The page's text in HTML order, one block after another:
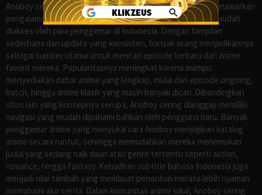
Anoboy sejak lama dikenal sebagai salah satu situs yang menawarkan
pengalaman menonton anime sub Indo secara praktis dan mudah
diakses oleh para penggemar di Indonesia. Dengan tampilan
sederhana dan update yang konsisten, banyak orang menjadikannya
sebagai sumber utama untuk mencari episode terbaru dari anime
favorit mereka. Popularitasnya meningkat karena mampu
menyediakan daftar anime yang lengkap, mulai dari episode ongoing,
batch, hingga anime klasik yang masih banyak dicari. Dibandingkan
situs lain yang konsepnya serupa, Anoboy sering dianggap memiliki
navigasi yang mudah dipahami bahkan oleh pengguna baru. Banyak
penggemar anime yang menyukai cara Anoboy menyajikan katalog
anime secara runtut, sehingga memudahkan mereka menemukan
judul yang sedang naik daun atau genre tertentu seperti action,
romance, hingga fantasy. Kehadiran subtitle bahasa Indonesia juga
menjadi nilai tambah yang membuat penonton merasa lebih nyaman
memahami alur cerita. Dalam komunitas anime lokal, Anoboy sering